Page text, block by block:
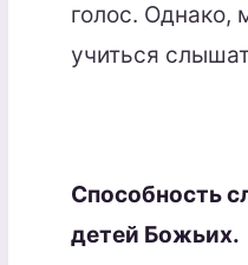
голос.
учиться
Способность
детей Божьих.